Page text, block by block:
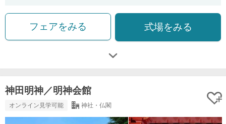
フェアをみる 式場をみる
神田明神／明神会館
オンライン見学可能 神社・仏閣